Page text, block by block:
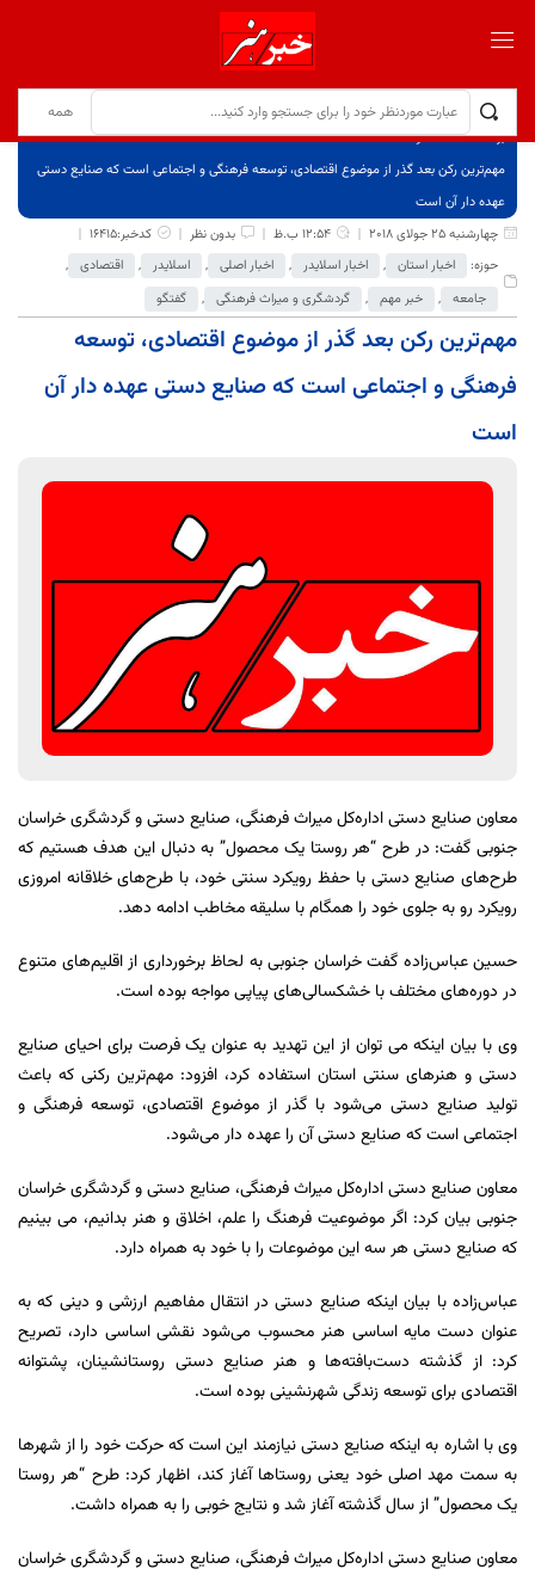
برگ نخست
نوشته‌ها
مهم‌ترین رکن بعد گذر از موضوع اقتصادی، توسعه فرهنگی و اجتماعی است که صنایع دستی
عهده دار آن است
چهارشنبه 25 جولای 2018
12:54 ب.ظ بدون نظر
کدخبر:16415
حوزه:
اخبار استان , اخبار اسلایدر , اخبار اصلی , اسلایدر , اقتصادی ,
جامعه , خبر مهم , گردشگری و میراث فرهنگی , گفتگو
مهم‌ترین رکن بعد گذر از موضوع اقتصادی، توسعه
فرهنگی و اجتماعی است که صنایع دستی عهده دار آن
است
معاون صنایع دستی اداره‌کل میراث فرهنگی، صنایع دستی و گردشگری خراسان‌
جنوبی گفت: در طرح “هر روستا یک محصول” به دنبال این هدف هستیم که
طرح‌های صنایع دستی با حفظ رویکرد سنتی خود، با طرح‌های خلاقانه امروزی
رویکرد رو به جلوی خود را همگام با سلیقه مخاطب ادامه دهد.
حسین عباس‌زاده گفت خراسان جنوبی به لحاظ برخورداری از اقلیم‌های متنوع
در دوره‌های مختلف با خشکسالی‌های پیاپی مواجه بوده است.
وی با بیان اینکه می ‌توان از این تهدید به عنوان یک فرصت برای احیای صنایع
دستی و هنرهای سنتی استان استفاده کرد، افزود: مهم‌ترین رکنی که باعث
تولید صنایع دستی می‌شود با گذر از موضوع اقتصادی، توسعه فرهنگی و
اجتماعی است که صنایع دستی آن را عهده دار می‌شود.
معاون صنایع دستی اداره‌کل میراث فرهنگی، صنایع دستی و گردشگری خراسان‌
جنوبی بیان کرد: اگر موضوعیت فرهنگ را علم، اخلاق و هنر بدانیم، می ‌بینیم
که صنایع دستی هر سه این موضوعات را با خود به همراه دارد.
عباس‌زاده با بیان اینکه صنایع دستی در انتقال مفاهیم ارزشی و دینی که به
عنوان دست مایه اساسی هنر محسوب می‌شود نقشی اساسی دارد، تصریح
کرد: از گذشته دست‌بافته‌ها و هنر صنایع دستی روستانشینان، پشتوانه
اقتصادی برای توسعه زندگی شهرنشینی بوده است.
وی با اشاره به اینکه صنایع دستی نیازمند این است که حرکت خود را از شهرها
به سمت مهد اصلی خود یعنی روستاها آغاز کند، اظهار کرد: طرح “هر روستا
یک محصول” از سال گذشته آغاز شد و نتایج خوبی را به همراه داشت.
معاون صنایع دستی اداره‌کل میراث فرهنگی، صنایع دستی و گردشگری خراسان‌